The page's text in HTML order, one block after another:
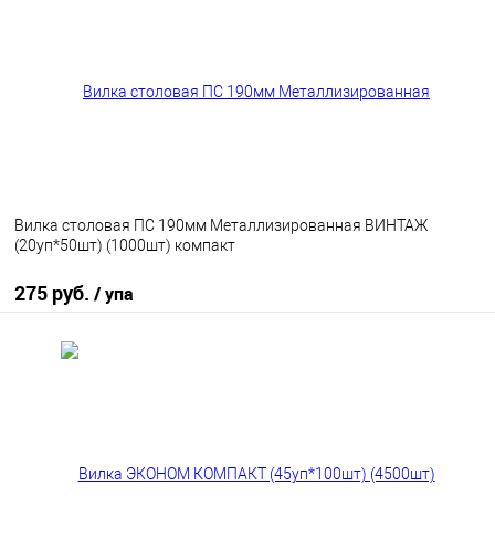
Вилка столовая ПС 190мм Металлизированная ВИНТАЖ
(20уп*50шт) (1000шт) компакт
275 руб. / упа